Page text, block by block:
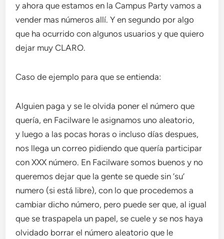
y ahora que estamos en la Campus Party vamos a
vender mas números allí. Y en segundo por algo
que ha ocurrido con algunos usuarios y que quiero
dejar muy CLARO.
Caso de ejemplo para que se entienda:
Alguien paga y se le olvida poner el número que
quería, en Facilware le asignamos uno aleatorio,
y luego a las pocas horas o incluso días despues,
nos llega un correo pidiendo que quería participar
con XXX número. En Facilware somos buenos y no
queremos dejar que la gente se quede sin ‘su’
numero (si está libre), con lo que procedemos a
cambiar dicho número, pero puede ser que, al igual
que se traspapela un papel, se cuele y se nos haya
olvidado borrar el número aleatorio que le